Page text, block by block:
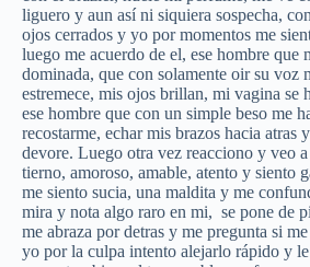
liguero y aun así ni siquiera sospecha,
ojos cerrados y yo por momentos me
luego me acuerdo de el, ese hombre que
dominada, que con solamente oir su voz
estremece, mis ojos brillan, mi vagina se
ese hombre que con un simple beso me
recostarme, echar mis brazos hacia atras
devore. Luego otra vez reacciono y veo
tierno, amoroso, amable, atento y siento
me siento sucia, una maldita y me
mira y nota algo raro en mi, se pone de
me abraza por detras y me pregunta si
yo por la culpa intento alejarlo rápido y